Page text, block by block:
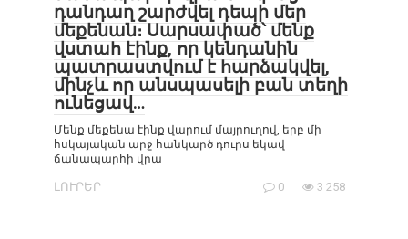
դանդաղ շարժվել դեպի մեր
մեքենան։ Սարսափած՝ մենք
վստահ էինք, որ կենդանին
պատրաստվում է հարձակվել,
մինչև որ անսպասելի բան տեղի
ունեցավ…
Մենք մեքենա էինք վարում մայրուղով, երբ մի
հսկայական արջ հանկարծ դուրս եկավ
ճանապարհի վրա
ԼՈՒՐԵՐ 0 3 258